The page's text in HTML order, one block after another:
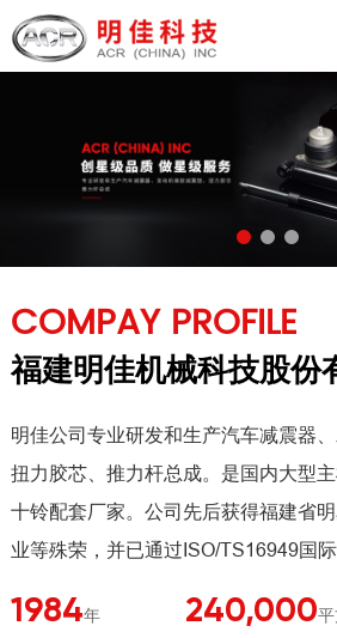
COMPAY PROFILE
福建明佳机械科技股份
明佳公司专业研发和生产汽车减震器、
扭力胶芯、推力杆总成。是国内大型
十铃配套厂家。公司先后获得福建省
业等殊荣，并已通过ISO/TS16949国际
1984年
240,000